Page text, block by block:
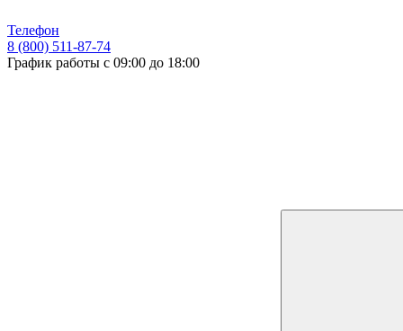
Телефон
8 (800) 511-87-74
График работы с 09:00 до 18:00